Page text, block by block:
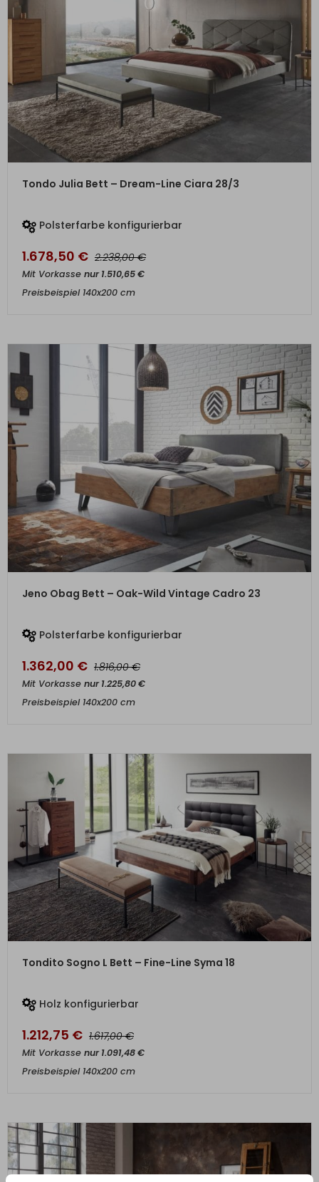
ZUM PRODUKT
Tondo Julia Bett – Dream-Line Ciara 28/3
Polsterfarbe konfigurierbar
1.678,50 € 2.238,00€
Mit Vorkasse nur1.510,65€
Preisbeispiel 140x200 cm
ZUM PRODUKT
Jeno Obag Bett – Oak-Wild Vintage Cadro 23
Polsterfarbe konfigurierbar
1.362,00 € 1.816,00€
Mit Vorkasse nur1.225,80€
Preisbeispiel 140x200 cm
ZUM PRODUKT
Tondito Sogno L Bett – Fine-Line Syma 18
Holz konfigurierbar
1.212,75 € 1.617,00€
Mit Vorkasse nur1.091,48€
Preisbeispiel 140x200 cm